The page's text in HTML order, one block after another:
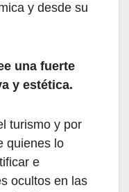
y desde su
una fuerte
y estética.
turismo y por
quienes lo
e
ocultos en las